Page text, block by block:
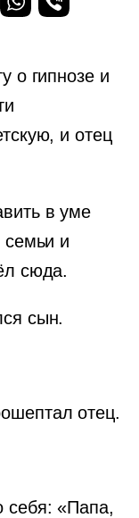
о гипнозе и
и отец
в уме
семьи и
сюда.
сын.
отец.
«Папа,